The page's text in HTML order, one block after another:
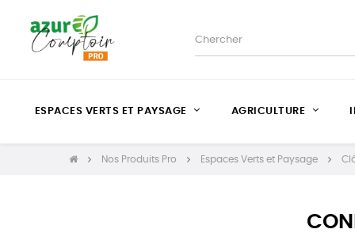
ESPACES VERTS ET PAYSAGE AGRICULTURE
Nos Produits Pro Espaces Verts et Paysage